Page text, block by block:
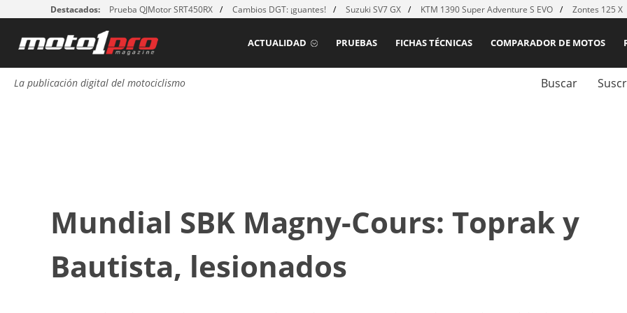
Destacados: Prueba QJMotor SRT450RX Cambios DGT: ¡guantes! Suzuki SV7 GX KTM 1390 Super Adventure S EVO Zontes 125 X
COMPARADOR DE MOTOS
FICHAS TÉCNICAS
PRUEBAS
ACTUALIDAD
La publicación digital del motociclismo Buscar
Mundial SBK Magny-Cours: Toprak y
Bautista, lesionados